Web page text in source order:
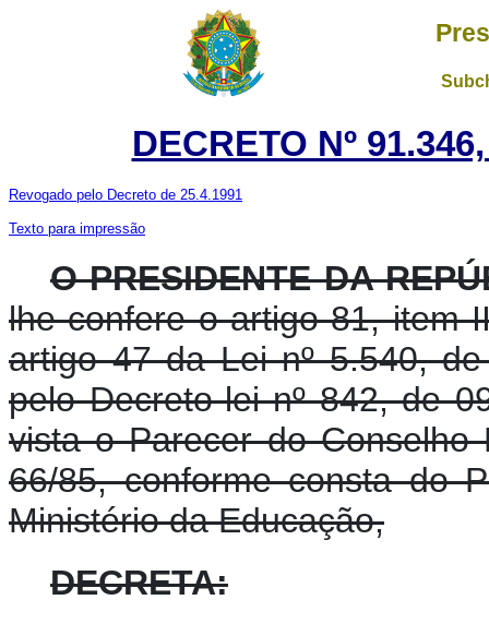
DECRETO Nº
Revogado pelo Decreto de 25.4.1991
Texto para impressão
O PRESIDENTE DA
lhe confere o artigo 81, item
artigo 47 da Lei nº 5.540,
pelo Decreto-lei nº 842, de
vista o Parecer do Conselho
66/85, conforme consta do
Ministério da Educação,
DECRETA: